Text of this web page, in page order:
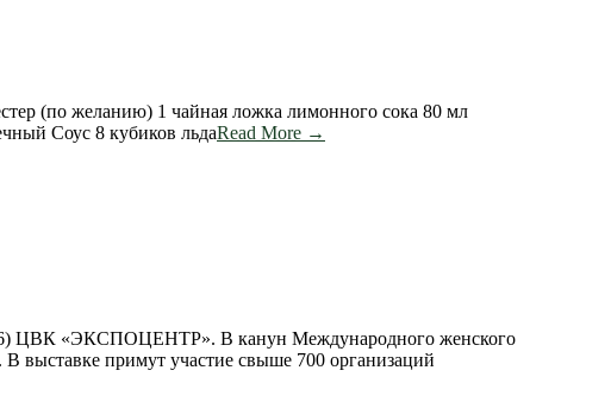
(по желанию) 1 чайная ложка лимонного сока 80 мл
Соус 8 кубиков льдаRead More →
6) ЦВК «ЭКСПОЦЕНТР». В канун Международного женского
выставке примут участие свыше 700 организаций